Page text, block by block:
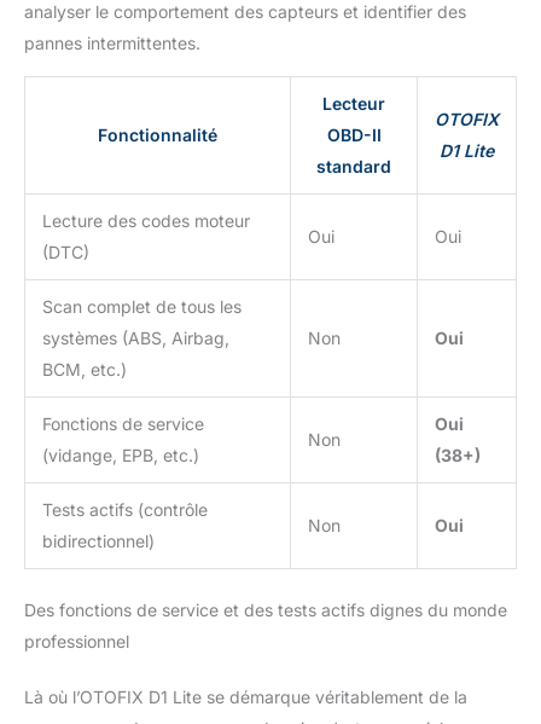
de tous les systèmes, y
l'immobilisateur, la
passerelle, la direction, la
radio et la climatisation
pour plus de 100
marques. Ce scanner de
diagnostic prend en
de version ECU, la
des codes d'erreur et la
données. Avec un simple
approfondis. Plus de 38
réinitialisation à chaud :
réparation, tenir un
fort avantage par rapport
analyser le comportement des capteurs et identifier des
pannes intermittentes.
Fonctionnalité
Lecteur
OBD-II
standard
OTOFIX
D1 Lite
Lecture des codes moteur
(DTC)
Oui Oui
Scan complet de tous les
systèmes (ABS, Airbag,
BCM, etc.)
Non Oui
Fonctions de service
(vidange, EPB, etc.)
Non
Oui
(38+)
Tests actifs (contrôle
bidirectionnel)
Non Oui
Des fonctions de service et des tests actifs dignes du monde
professionnel
Là où l’OTOFIX D1 Lite se démarque véritablement de la